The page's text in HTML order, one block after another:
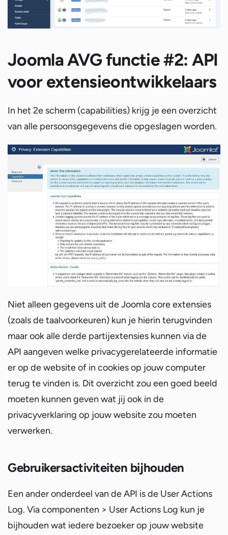
Joomla AVG functie #2: API
voor extensieontwikkelaars
In het 2e scherm (capabilities) krijg je een overzicht
van alle persoonsgegevens die opgeslagen worden.
Niet alleen gegevens uit de Joomla core extensies
(zoals de taalvoorkeuren) kun je hierin terugvinden
maar ook alle derde partijextensies kunnen via de
API aangeven welke privacygerelateerde informatie
er op de website of in cookies op jouw computer
terug te vinden is. Dit overzicht zou een goed beeld
moeten kunnen geven wat jij ook in de
privacyverklaring op jouw website zou moeten
verwerken.
Gebruikersactiviteiten bijhouden
Een ander onderdeel van de API is de User Actions
Log. Via componenten > User Actions Log kun je
bijhouden wat iedere bezoeker op jouw website